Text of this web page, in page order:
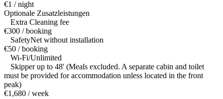
€1 / night
Optionale Zusatzleistungen
Extra Cleaning fee
€300 / booking
SafetyNet without installation
€50 / booking
Wi-Fi/Unlimited
Skipper up to 48' (Meals excluded. A separate cabin and toilet
must be provided for accommodation unless located in the front
peak)
€1,680 / week